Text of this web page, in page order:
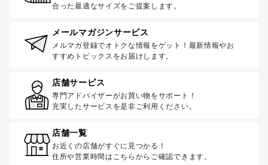
合った最適なサイズをご提案します。
メールマガジンサービス
メルマガ登録でオトクな情報をゲット！最新情報やお
すすめトピックスをお届けします。
店舗サービス
専門アドバイザーがお買い物をサポート！
充実したサービスを是非ご利用ください。
店舗一覧
お近くの店舗がすぐに見つかる！
住所や営業時間はこちらからご確認できます。